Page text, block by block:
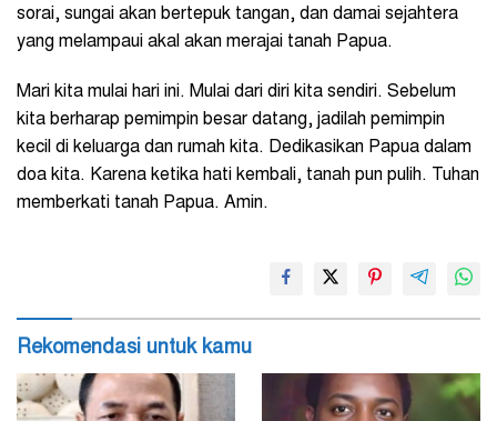
sorai, sungai akan bertepuk tangan, dan damai sejahtera
yang melampaui akal akan merajai tanah Papua.
Mari kita mulai hari ini. Mulai dari diri kita sendiri. Sebelum
kita berharap pemimpin besar datang, jadilah pemimpin
kecil di keluarga dan rumah kita. Dedikasikan Papua dalam
doa kita. Karena ketika hati kembali, tanah pun pulih. Tuhan
memberkati tanah Papua. Amin.
Rekomendasi untuk kamu